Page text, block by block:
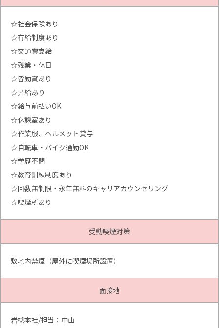
☆社会保険あり
☆有給制度あり
☆交通費支給
☆残業・休日
☆皆勤賞あり
☆昇給あり
☆給与前払いOK
☆休憩室あり
☆作業服、ヘルメット貸与
☆自転車・バイク通勤OK
☆学歴不問
☆教育訓練制度あり
☆回数無制限・永年無料のキャリアカウンセリング
☆喫煙所あり
受動喫煙対策
敷地内禁煙（屋外に喫煙場所設置）
面接地
岩槻本社/担当：中山